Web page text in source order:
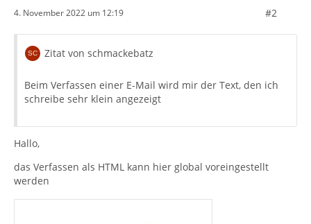
4. November 2022 um 12:19 #2
Zitat von schmackebatz
Beim Verfassen einer E-Mail wird mir der Text, den ich
schreibe sehr klein angezeigt
Hallo,
das Verfassen als HTML kann hier global voreingestellt
werden